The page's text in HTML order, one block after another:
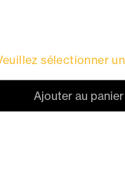
sélectionner
Ajouter au panier